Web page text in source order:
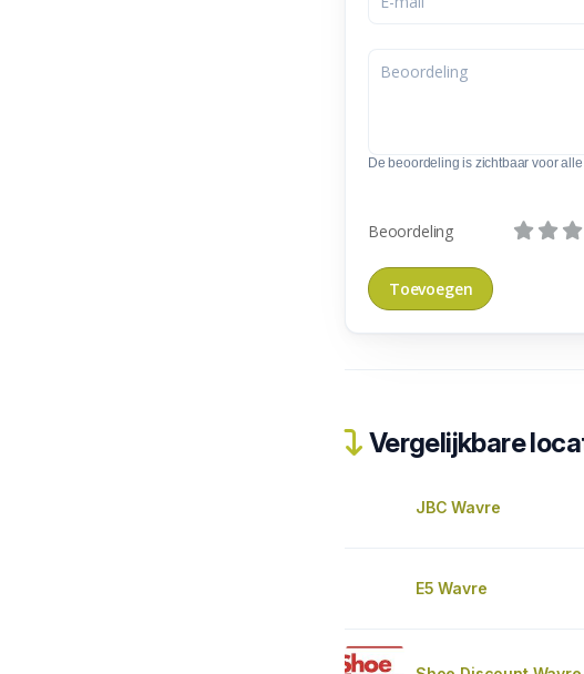
De beoordeling is zichtbaar voor
Beoordeling
Vergelijkbare
JBC Wavre
E5 Wavre